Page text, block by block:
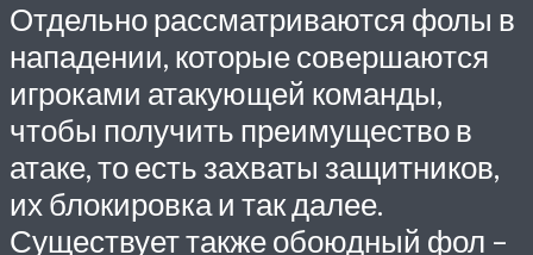
Отдельно рассматриваются фолы в
нападении, которые совершаются
игроками атакующей команды,
чтобы получить преимущество в
атаке, то есть захваты защитников,
их блокировка и так далее.
Существует также обоюдный фол –